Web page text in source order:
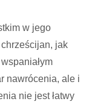
w jego
jak
nawrócenia, ale i
nie jest łatwy